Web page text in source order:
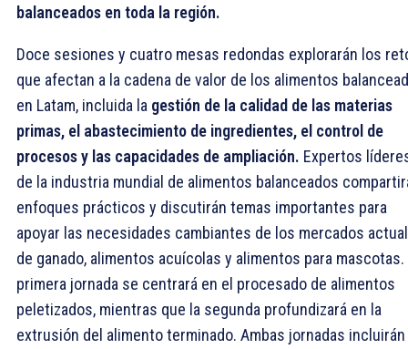
balanceados en toda la región.
Doce sesiones y cuatro mesas redondas explorarán los
que afectan a la cadena de valor de los alimentos
en Latam, incluida la gestión de la calidad de las materias
primas, el abastecimiento de ingredientes, el control de
procesos y las capacidades de ampliación. Expertos
de la industria mundial de alimentos balanceados
enfoques prácticos y discutirán temas importantes para
apoyar las necesidades cambiantes de los mercados
de ganado, alimentos acuícolas y alimentos para mascotas.
primera jornada se centrará en el procesado de alimentos
peletizados, mientras que la segunda profundizará en la
extrusión del alimento terminado. Ambas jornadas incluirán